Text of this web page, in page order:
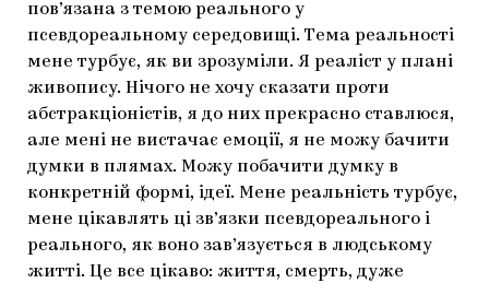
пов’язана з темою реального у
псевдореальному середовищі. Тема реальності
мене турбує, як ви зрозуміли. Я реаліст у плані
живопису. Нічого не хочу сказати проти
абстракціоністів, я до них прекрасно ставлюся,
але мені не вистачає емоції, я не можу бачити
думки в плямах. Можу побачити думку в
конкретній формі, ідеї. Мене реальність турбує,
мене цікавлять ці зв’язки псевдореального і
реального, як воно зав’язується в людському
житті. Це все цікаво: життя, смерть, дуже